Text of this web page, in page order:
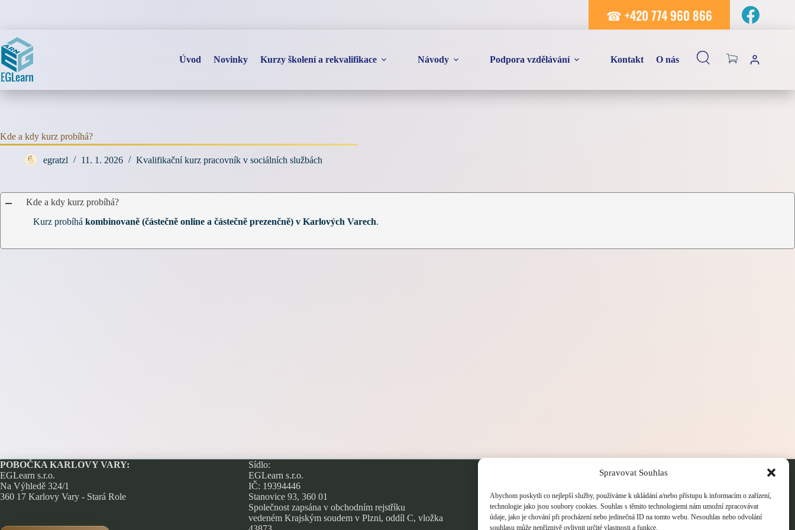
Spravovat Souhlas
Abychom poskytli co nejlepší služby, používáme k ukládání a/nebo přístupu k informacím o zařízení,
technologie jako jsou soubory cookies. Souhlas s těmito technologiemi nám umožní zpracovávat
údaje, jako je chování při procházení nebo jedinečná ID na tomto webu. Nesouhlas nebo odvolání
souhlasu může nepříznivě ovlivnit určité vlastnosti a funkce.
☎ +420 774 960 866
Úvod Novinky Kurzy školení a rekvalifikace Návody Podpora vzdělávání Kontakt O nás
Shopping
Kde a kdy kurz probíhá?
egratzl 11. 1. 2026 Kvalifikační kurz pracovník v sociálních službách
A
Kde a kdy kurz probíhá?
Kurz probíhá kombinovaně (částečně online a částečně prezenčně) v Karlových Varech.
POBOČKA KARLOVY VARY:
EGLearn s.r.o.
Na Výhledě 324/1
360 17 Karlovy Vary - Stará Role
Sídlo:
EGLearn s.r.o.
IČ: 19394446
Stanovice 93, 360 01
Společnost zapsána v obchodním rejstříku
vedeném Krajským soudem v Plzni, oddíl C, vložka
Zásady ochrany osobních údajů